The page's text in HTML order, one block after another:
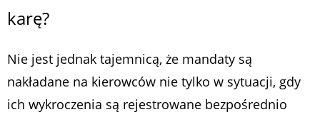
karę?
Nie jest jednak tajemnicą, że mandaty są
nakładane na kierowców nie tylko w sytuacji, gdy
ich wykroczenia są rejestrowane bezpośrednio